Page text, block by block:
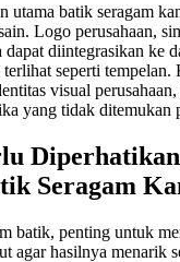
utama batik seragam
Logo perusahaan,
dapat diintegrasikan ke
seperti
visual
yang tidak ditemukan
Seragam
batik, penting untuk
agar hasilnya menarik